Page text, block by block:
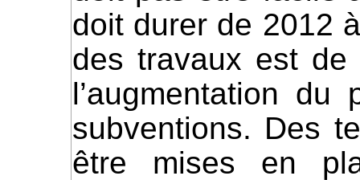
doit durer de 2012
des travaux est
l’augmentation du
subventions. Des
être mises en